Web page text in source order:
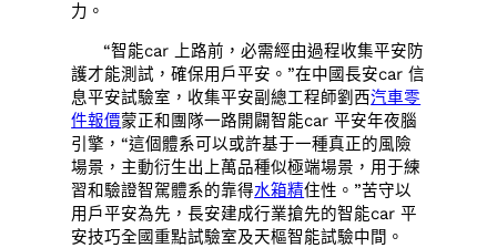
力。
“智能car 上路前，必需經由過程收集平安防
護才能測試，確保用戶平安。”在中國長安car 信
息平安試驗室，收集平安副總工程師劉西汽車零
件報價蒙正和團隊一路開闢智能car 平安年夜腦
引擎，“這個體系可以或許基于一種真正的風險
場景，主動衍生出上萬品種似極端場景，用于練
習和驗證智駕體系的靠得水箱精住性。”苦守以
用戶平安為先，長安建成行業搶先的智能car 平
安技巧全國重點試驗室及天樞智能試驗中間。